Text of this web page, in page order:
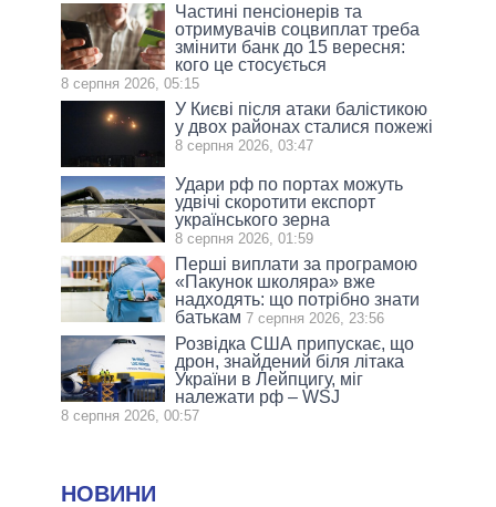
Частині пенсіонерів та
отримувачів соцвиплат треба
змінити банк до 15 вересня:
кого це стосується
8 серпня 2026, 05:15
У Києві після атаки балістикою
у двох районах сталися пожежі
8 серпня 2026, 03:47
Удари рф по портах можуть
удвічі скоротити експорт
українського зерна
8 серпня 2026, 01:59
Перші виплати за програмою
«Пакунок школяра» вже
надходять: що потрібно знати
батькам 7 серпня 2026, 23:56
Розвідка США припускає, що
дрон, знайдений біля літака
України в Лейпцигу, міг
належати рф – WSJ
8 серпня 2026, 00:57
НОВИНИ